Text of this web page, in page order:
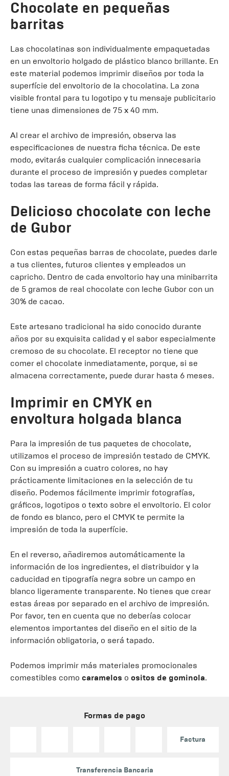
Chocolate en pequeñas
barritas
Las chocolatinas son individualmente empaquetadas
en un envoltorio holgado de plástico blanco brillante. En
este material podemos imprimir diseños por toda la
superfície del envoltorio de la chocolatina. La zona
visible frontal para tu logotipo y tu mensaje publicitario
tiene unas dimensiones de 75 x 40 mm.
Al crear el archivo de impresión, observa las
especificaciones de nuestra ficha técnica. De este
modo, evitarás cualquier complicación innecesaria
durante el proceso de impresión y puedes completar
todas las tareas de forma fácil y rápida.
Delicioso chocolate con leche
de Gubor
Con estas pequeñas barras de chocolate, puedes darle
a tus clientes, futuros clientes y empleados un
capricho. Dentro de cada envoltorio hay una minibarrita
de 5 gramos de real chocolate con leche Gubor con un
30% de cacao.
Este artesano tradicional ha sido conocido durante
años por su exquisita calidad y el sabor especialmente
cremoso de su chocolate. El receptor no tiene que
comer el chocolate inmediatamente, porque, si se
almacena correctamente, puede durar hasta 6 meses.
Imprimir en CMYK en
envoltura holgada blanca
Para la impresión de tus paquetes de chocolate,
utilizamos el proceso de impresión testado de CMYK.
Con su impresión a cuatro colores, no hay
prácticamente limitaciones en la selección de tu
diseño. Podemos fácilmente imprimir fotografías,
gráficos, logotipos o texto sobre el envoltorio. El color
de fondo es blanco, pero el CMYK te permite la
impresión de toda la superfície.
En el reverso, añadiremos automáticamente la
información de los ingredientes, el distribuidor y la
caducidad en tipografía negra sobre un campo en
blanco ligeramente transparente. No tienes que crear
estas áreas por separado en el archivo de impresión.
Por favor, ten en cuenta que no deberías colocar
elementos importantes del diseño en el sitio de la
información obligatoria, o será tapado.
Podemos imprimir más materiales promocionales
comestibles como caramelos o ositos de gominola.
Formas de pago
Factura
Transferencia Bancaria